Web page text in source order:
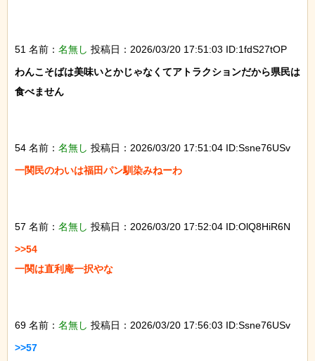
51 名前： 名無し 投稿日：2026/03/20 17:51:03 ID:1fdS27tOP
わんこそばは美味いとかじゃなくてアトラクションだから県民は
食べません
54 名前： 名無し 投稿日：2026/03/20 17:51:04 ID:Ssne76USv
一関民のわいは福田パン馴染みねーわ
57 名前： 名無し 投稿日：2026/03/20 17:52:04 ID:OlQ8HiR6N
>>54
一関は直利庵一択やな
69 名前： 名無し 投稿日：2026/03/20 17:56:03 ID:Ssne76USv
>>57